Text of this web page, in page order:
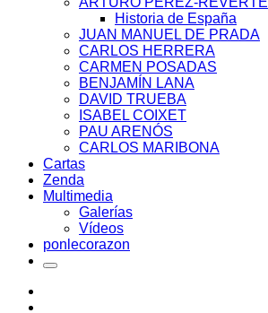
Historia de España
JUAN MANUEL DE PRADA
CARLOS HERRERA
CARMEN POSADAS
BENJAMÍN LANA
DAVID TRUEBA
ISABEL COIXET
PAU ARENÓS
CARLOS MARIBONA
Cartas
Zenda
Multimedia
Galerías
Vídeos
ponlecorazon